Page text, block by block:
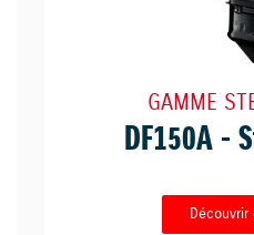
GAMME
DF150A -